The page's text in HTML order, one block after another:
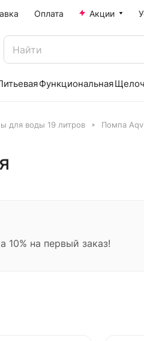
Оплата Акции
Функциональная
для воды 19 литров Помпа
10% на первый заказ!